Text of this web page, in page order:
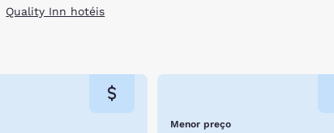
Quality Inn hotéis
Menor preço